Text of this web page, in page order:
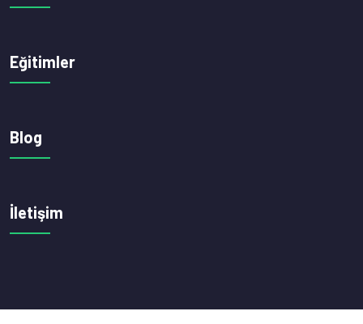
Eğitimler
Blog
İletişim